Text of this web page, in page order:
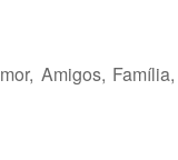
Amigos,